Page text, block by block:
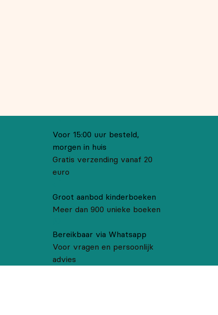
Voor 15:00 uur besteld,
morgen in huis
Gratis verzending vanaf 20
euro
Groot aanbod kinderboeken
Meer dan 900 unieke boeken
Bereikbaar via Whatsapp
Voor vragen en persoonlijk
advies